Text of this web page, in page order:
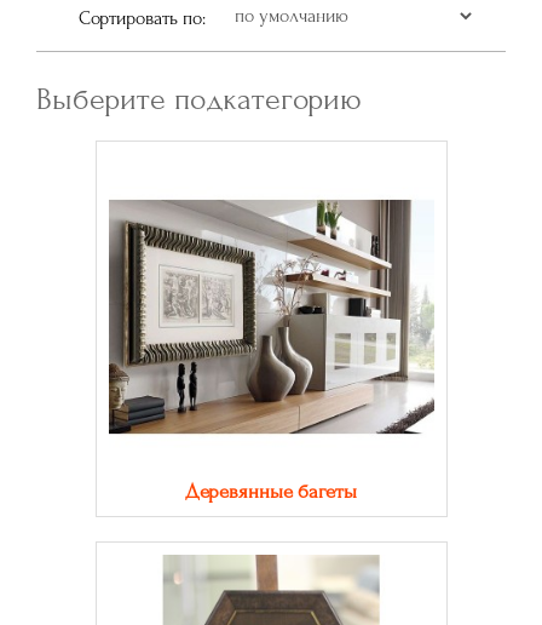
Сортировать по:
Выберите подкатегорию
Деревянные багеты